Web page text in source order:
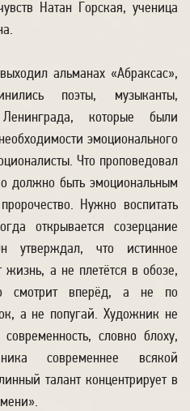
Натан Горская, ученица
альманах «Абраксас»,
поэты, музыканты,
которые были
эмоционального
Что проповедовал
должно быть эмоциональным
Нужно воспитать
открывается созерцание
утверждал, что истинное
жизнь, а не плетётся в обозе,
смотрит вперёд, а не по
а не попугай. Художник не
словно блоху,
современнее всякой
талант концентрирует в